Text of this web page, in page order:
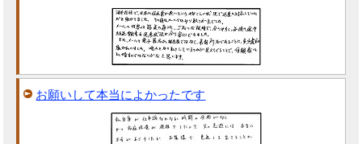
お願いして本当によかったです